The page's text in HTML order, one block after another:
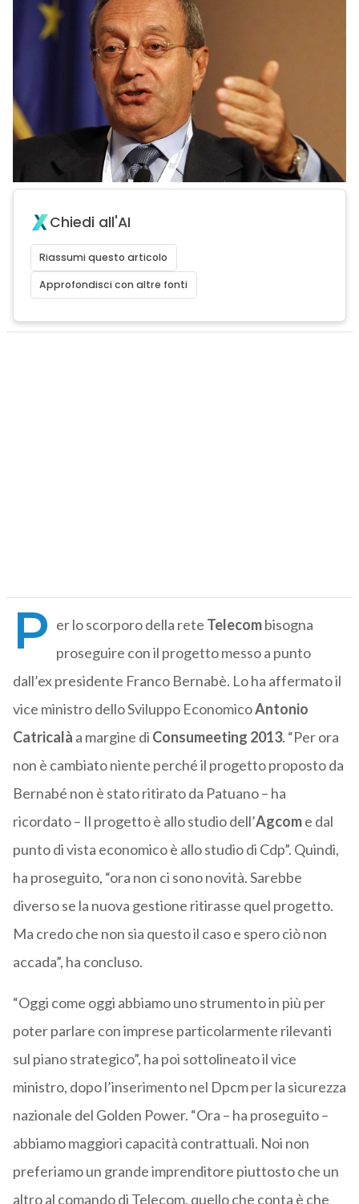
Chiedi all'AI
Riassumi questo articolo
Approfondisci con altre fonti
P er lo scorporo della rete Telecombisogna
proseguire con il progetto messo a punto
dall’ex presidente Franco Bernabè. Lo ha affermato il
vice ministro dello Sviluppo EconomicoAntonio
Catricalà a margine di Consumeeting 2013. “Per ora
non è cambiato niente perché il progetto proposto da
Bernabé non è stato ritirato da Patuano – ha
ricordato – Il progetto è allo studio dell’Agcome dal
punto di vista economico è allo studio di Cdp”. Quindi,
ha proseguito, “ora non ci sono novità. Sarebbe
diverso se la nuova gestione ritirasse quel progetto.
Ma credo che non sia questo il caso e spero ciò non
accada”, ha concluso.
“Oggi come oggi abbiamo uno strumento in più per
poter parlare con imprese particolarmente rilevanti
sul piano strategico”, ha poi sottolineato il vice
ministro, dopo l’inserimento nel Dpcm per la sicurezza
nazionale del Golden Power. “Ora – ha proseguito –
abbiamo maggiori capacità contrattuali. Noi non
preferiamo un grande imprenditore piuttosto che un
altro al comando di Telecom, quello che conta è che